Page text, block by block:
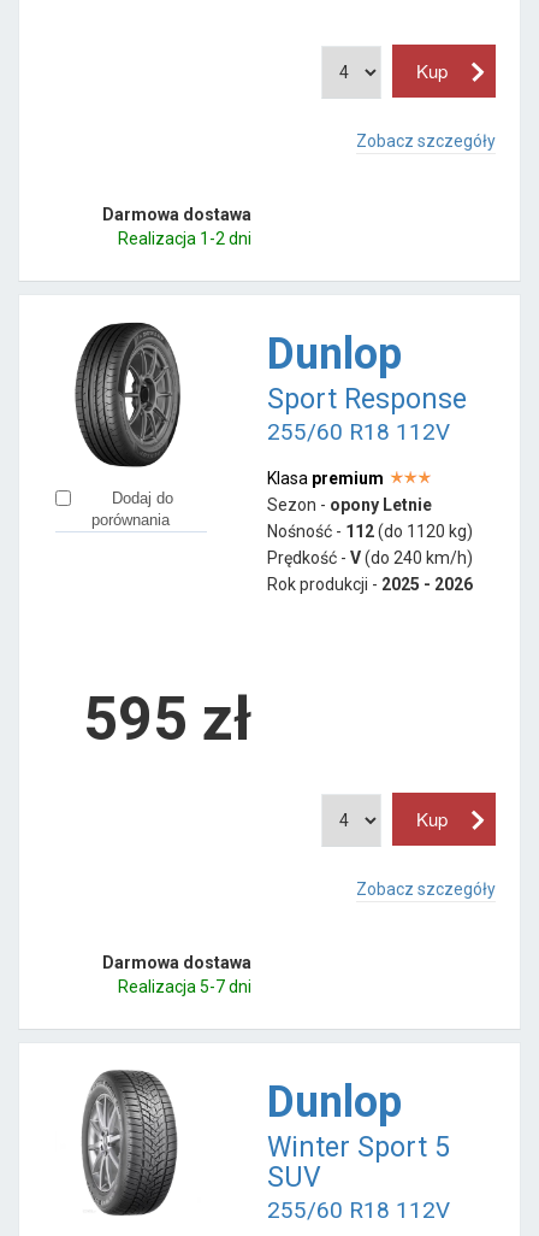
Zobacz szczegóły
Darmowa dostawa
Realizacja 1-2 dni
Dodaj do
porównania
Dunlop
Sport Response
255/60 R18 112V
Klasa premium
Sezon - opony Letnie
Nośność - 112(do 1120 kg)
Prędkość - V(do 240 km/h)
Rok produkcji - 2025 - 2026
595 zł
Zobacz szczegóły
Darmowa dostawa
Realizacja 5-7 dni
Dunlop
Winter Sport 5
SUV
255/60 R18 112V